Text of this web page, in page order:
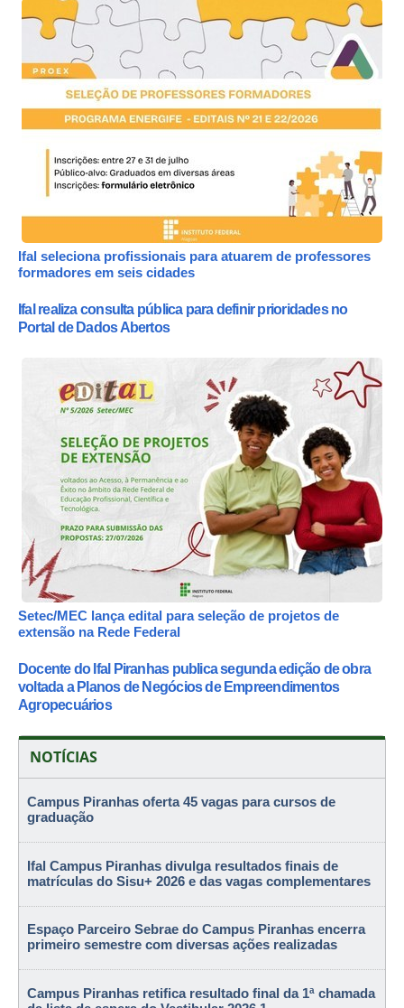
Ifal seleciona profissionais para atuarem de professores
formadores em seis cidades
Ifal realiza consulta pública para definir prioridades no
Portal de Dados Abertos
Setec/MEC lança edital para seleção de projetos de
extensão na Rede Federal
Docente do Ifal Piranhas publica segunda edição de obra
voltada a Planos de Negócios de Empreendimentos
Agropecuários
NOTÍCIAS
Campus Piranhas oferta 45 vagas para cursos de
graduação
Ifal Campus Piranhas divulga resultados finais de
matrículas do Sisu+ 2026 e das vagas complementares
Espaço Parceiro Sebrae do Campus Piranhas encerra
primeiro semestre com diversas ações realizadas
Campus Piranhas retifica resultado final da 1ª chamada